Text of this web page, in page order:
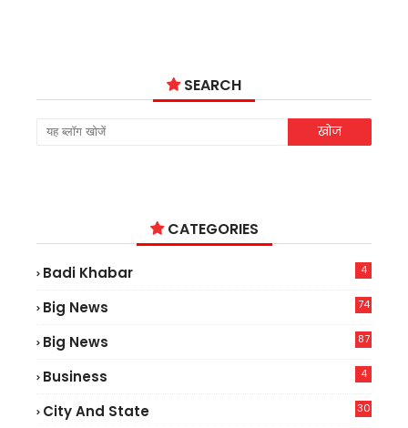
SEARCH
CATEGORIES
Badi Khabar 4
Big News
74
Big News
87
Business 4
City And State 30